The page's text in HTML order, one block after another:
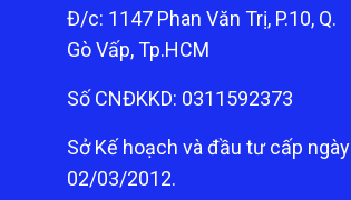
Đ/c: 1147 Phan Văn Trị, P.10, Q.
Gò Vấp, Tp.HCM
Số CNĐKKD: 0311592373
Sở Kế hoạch và đầu tư cấp ngày
02/03/2012.